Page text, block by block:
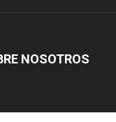
NOSOTROS